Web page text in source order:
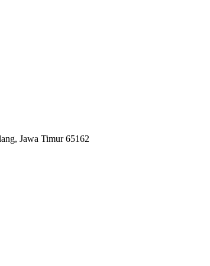
Jawa Timur 65162